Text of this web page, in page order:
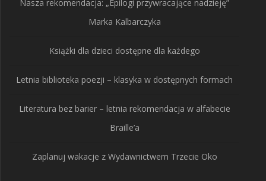
Nasza rekomendacja: „Epilogi przywracające nadzieję”
Marka Kalbarczyka
Książki dla dzieci dostępne dla każdego
Letnia biblioteka poezji – klasyka w dostępnych formach
Literatura bez barier – letnia rekomendacja w alfabecie
Braille’a
Zaplanuj wakacje z Wydawnictwem Trzecie Oko